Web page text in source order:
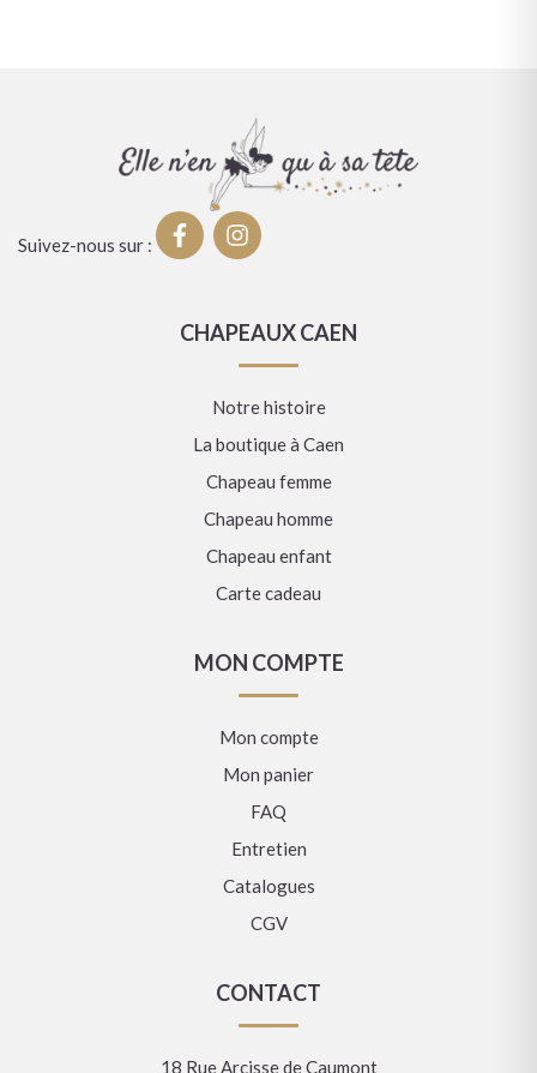
Suivez-nous sur :
CHAPEAUX CAEN
Notre histoire
La boutique à Caen
Chapeau femme
Chapeau homme
Chapeau enfant
Carte cadeau
MON COMPTE
Mon compte
Mon panier
FAQ
Entretien
Catalogues
CGV
CONTACT
18 Rue Arcisse de Caumont